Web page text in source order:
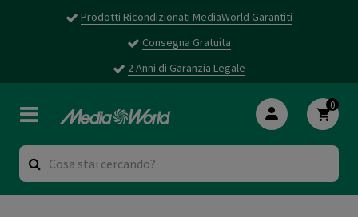
Prodotti Ricondizionati MediaWorld Garantiti
Consegna Gratuita
2 Anni di Garanzia Legale
0